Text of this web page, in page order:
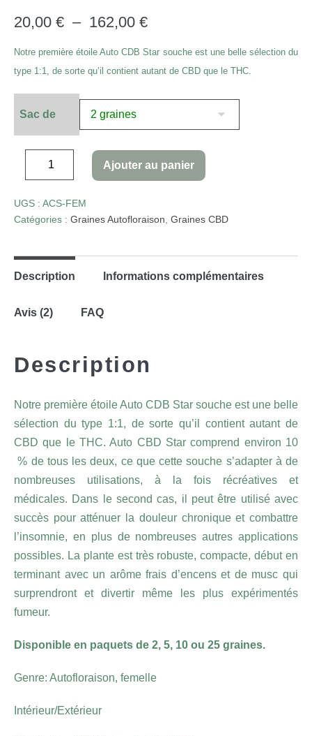
basé sur
notations
20,00 € – 162,00 €
Notre première étoile Auto CDB Star souche est une belle sélection du
type 1:1, de sorte qu’il contient autant de CBD que le THC.
Sac de
Ajouter au panier
UGS : ACS-FEM
Catégories : Graines Autofloraison Graines CBD
Description Informations complémentaires
Avis (2) FAQ
Description
Notre première étoile Auto CDB Star souche est une belle
sélection du type 1:1, de sorte qu’il contient autant de
CBD que le THC. Auto CBD Star comprend environ 10
% de tous les deux, ce que cette souche s’adapter à de
nombreuses utilisations, à la fois récréatives et
médicales. Dans le second cas, il peut être utilisé avec
succès pour atténuer la douleur chronique et combattre
l’insomnie, en plus de nombreuses autres applications
possibles. La plante est très robuste, compacte, début en
terminant avec un arôme frais d’encens et de musc qui
surprendront et divertir même les plus expérimentés
fumeur.
Disponible en paquets de 2, 5, 10 ou 25 graines.
Genre: Autofloraison, femelle
Intérieur/Extérieur